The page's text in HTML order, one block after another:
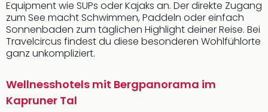
Equipment wie SUPs oder Kajaks an. Der direkte Zugang
zum See macht Schwimmen, Paddeln oder einfach
Sonnenbaden zum täglichen Highlight deiner Reise. Bei
Travelcircus findest du diese besonderen Wohlfühlorte
ganz unkompliziert.
Wellnesshotels mit Bergpanorama im
Kapruner Tal